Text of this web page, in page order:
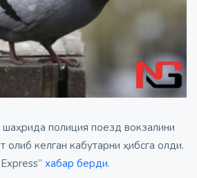
шаҳрида полиция поезд вокзалини
олиб келган кабутарни ҳибсга олди.
хабар берди.